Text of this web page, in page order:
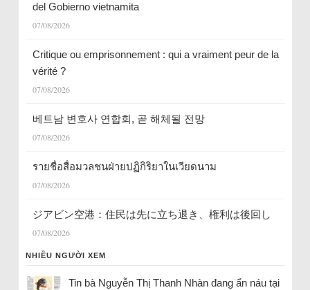
del Gobierno vietnamita
07/08/2026
Critique ou emprisonnement : qui a vraiment peur de la
vérité ?
07/08/2026
베트남 변호사 연합회, 곧 해체될 전망
07/08/2026
รายชื่อสื่อมวลชนฝ่ายปฏิกิริยาในเวียดนาม
07/08/2026
ジアビン空港：住民は先に立ち退き、権利は後回し
07/08/2026
NHIỀU NGƯỜI XEM
Tin bà Nguyễn Thị Thanh Nhàn đang ẩn náu tại